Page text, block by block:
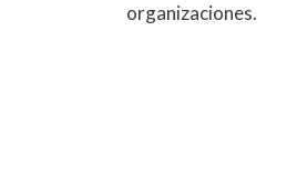
organizaciones.